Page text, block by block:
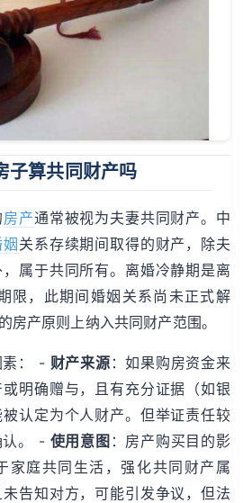
子算共同财产吗
房产通常被视为夫妻共同财产。中
姻关系存续期间取得的财产，除夫
属于共同所有。离婚冷静期是离
限，此期间婚姻关系尚未正式解
房产原则上纳入共同财产范围。
素： - 财产来源 ：如果购房资金来
明确赠与，且有充分证据（如银
认定为个人财产。但举证责任较
认。 - 使用意图 ：房产购买目的影
家庭共同生活，强化共同财产属
告知对方，可能引发争议，但法